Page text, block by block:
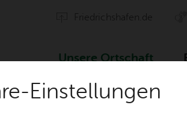
Fried­richs­ha­fen.de
Un­se­re Ort­schaft
Einstellungen